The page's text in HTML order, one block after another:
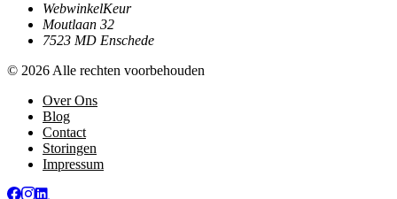
WebwinkelKeur
Moutlaan 32
7523 MD Enschede
© 2026 Alle rechten voorbehouden
Over Ons
Blog
Contact
Storingen
Impressum